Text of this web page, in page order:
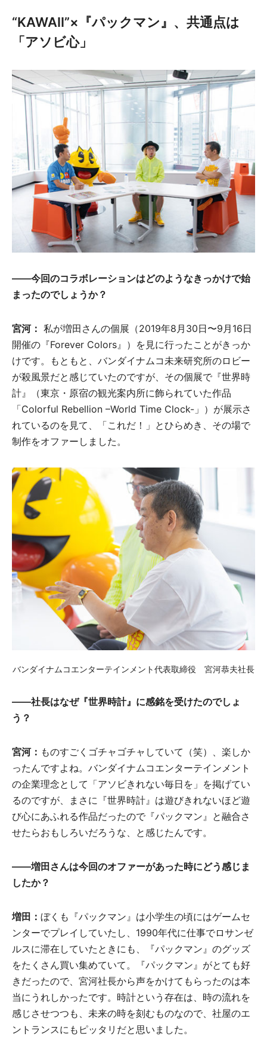
“KAWAII”×『パックマン』、共通点は
「アソビ心」
――今回のコラボレーションはどのようなきっかけで始
まったのでしょうか？
宮河： 私が増田さんの個展（2019年8月30日〜9月16日
開催の『Forever Colors』）を見に行ったことがきっか
けです。もともと、バンダイナムコ未来研究所のロビー
が殺風景だと感じていたのですが、その個展で『世界時
計』（東京・原宿の観光案内所に飾られていた作品
「Colorful Rebellion –World Time Clock-」）が展示さ
れているのを見て、「これだ！」とひらめき、その場で
制作をオファーしました。
バンダイナムコエンターテインメント代表取締役 宮河恭夫社長
——社長はなぜ『世界時計』に感銘を受けたのでしょ
う？
宮河： ものすごくゴチャゴチャしていて（笑）、楽しか
ったんですよね。バンダイナムコエンターテインメント
の企業理念として「アソビきれない毎日を」を掲げてい
るのですが、まさに『世界時計』は遊びきれないほど遊
び心にあふれる作品だったので『パックマン』と融合さ
せたらおもしろいだろうな、と感じたんです。
——増田さんは今回のオファーがあった時にどう感じま
したか？
増田： ぼくも『パックマン』は小学生の頃にはゲームセ
ンターでプレイしていたし、1990年代に仕事でロサンゼ
ルスに滞在していたときにも、『パックマン』のグッズ
をたくさん買い集めていて。『パックマン』がとても好
きだったので、宮河社長から声をかけてもらったのは本
当にうれしかったです。時計という存在は、時の流れを
感じさせつつも、未来の時を刻むものなので、社屋のエ
ントランスにもピッタリだと思いました。